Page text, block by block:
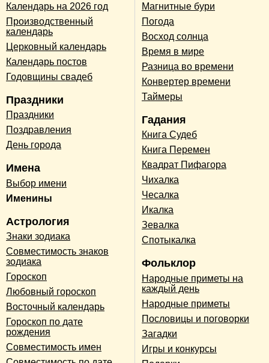
Календарь на 2026 год
Производственный
календарь
Церковный календарь
Календарь постов
Годовщины свадеб
Праздники
Праздники
Поздравления
День города
Имена
Выбор имени
Именины
Астрология
Знаки зодиака
Совместимость знаков
зодиака
Гороскоп
Любовный гороскоп
Восточный календарь
Гороскоп по дате
рождения
Совместимость имен
Магнитные бури
Погода
Восход солнца
Время в мире
Разница во времени
Конвертер времени
Таймеры
Гадания
Книга Судеб
Книга Перемен
Квадрат Пифагора
Чихалка
Чесалка
Икалка
Зевалка
Спотыкалка
Фольклор
Народные приметы на
каждый день
Народные приметы
Пословицы и поговорки
Загадки
Игры и конкурсы